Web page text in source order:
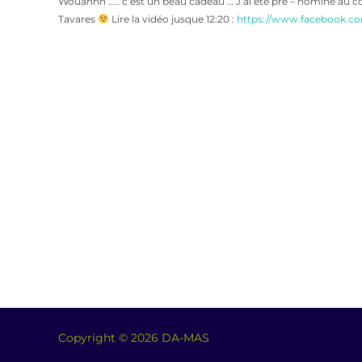
Tavares
Lire la vidéo jusque 12:20 : https://
Copyright © 2026 DA-MAS